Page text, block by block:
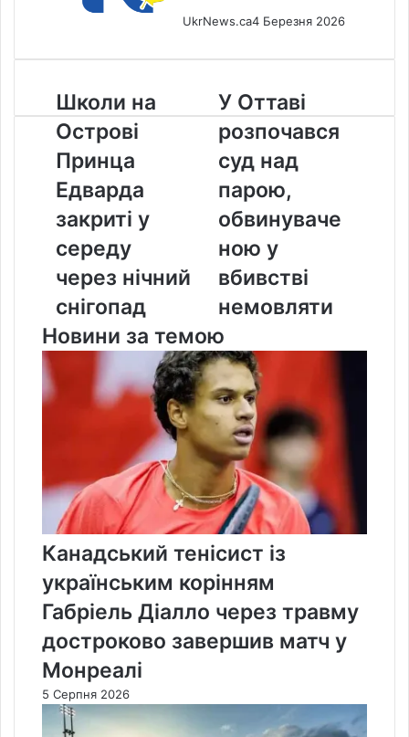
UkrNews.ca4 Березня 2026
Школи
на
Острові
Принца
Едварда
закриті
середу
через
снігопад
Школи на
Острові
Принца
Едварда
закриті у
середу
через нічний
снігопад
У
Оттаві
розпочався
суд
над
парою,
обвинуваченою
у
вбивстві
немовляти
У Оттаві
розпочався
суд над
парою,
обвинуваче
ною у
вбивстві
немовляти
Новини за темою
Канадський тенісист із
українським корінням
Габріель Діалло через травму
достроково завершив матч у
Монреалі
5 Серпня 2026